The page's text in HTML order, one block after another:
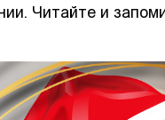
Читайте и